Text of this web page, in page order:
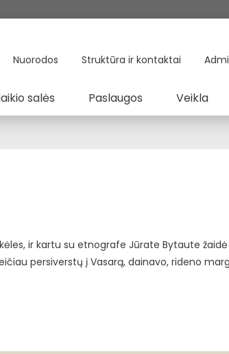
Nuorodos Struktūra ir kontaktai
salės Paslaugos Veikla
ir kartu su etnografe Jūrate Bytaute
persiverstų į Vasarą, dainavo, rideno